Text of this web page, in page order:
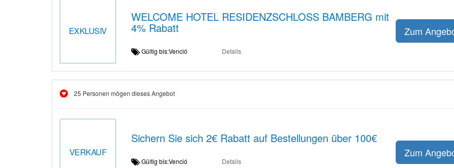
EXKLUSIV
WELCOME HOTEL RESIDENZSCHLOSS BAMBERG mit
4% Rabatt
Gültig bis:Venció Details
Zum
25 Personen mögen dieses Angebot
VERKAUF
Sichern Sie sich 2€ Rabatt auf Bestellungen über 100€
Gültig bis:Venció Details
Zum